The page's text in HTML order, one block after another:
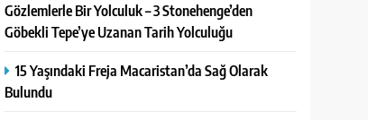
Gözlemlerle Bir Yolculuk – 3 Stonehenge’den
Göbekli Tepe’ye Uzanan Tarih Yolculuğu
15 Yaşındaki Freja Macaristan’da Sağ Olarak
Bulundu